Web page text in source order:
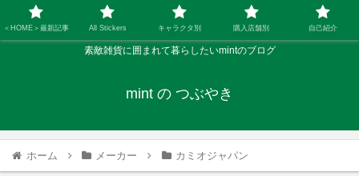
素敵雑貨に囲まれて暮らしたいmintのブログ
mint の つぶやき
ホーム メーカー カミオジャパン
＜HOME＞最新記事 All Stickers キャラクタ別 購入店舗別 自己紹介